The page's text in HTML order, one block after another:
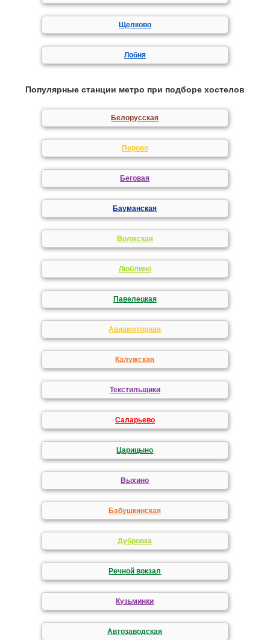
Щелково
Лобня
Популярные станции метро при подборе хостелов
Белорусская
Перово
Беговая
Бауманская
Волжская
Люблино
Павелецкая
Авиамоторная
Калужская
Текстильщики
Саларьево
Царицыно
Выхино
Бабушкинская
Дубровка
Речной вокзал
Кузьминки
Автозаводская